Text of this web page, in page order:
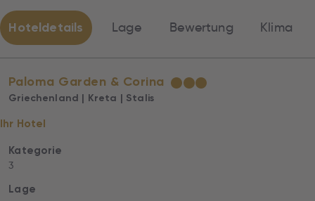
Hoteldetails Lage Bewertung Klima
Paloma Garden & Corina ★★★
Griechenland | Kreta | Stalis
Ihr Hotel
Kategorie
3
Lage